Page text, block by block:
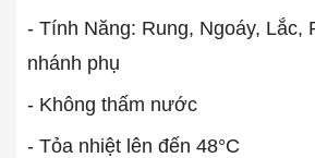
- Tính Năng: Rung, Ngoáy, Lắc,
nhánh phụ
- Không thấm nước
- Tỏa nhiệt lên đến 48°C